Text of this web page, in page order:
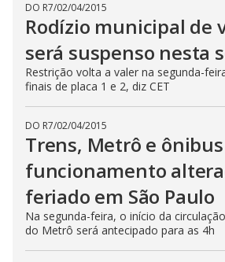
DO R7/02/04/2015
Rodízio municipal de
será suspenso nesta
Restrição volta a valer na segunda-
finais de placa 1 e 2, diz CET
DO R7/02/04/2015
Trens, Metrô e
funcionamento
feriado em São Paulo
Na segunda-feira, o início da
do Metrô será antecipado para as 4h